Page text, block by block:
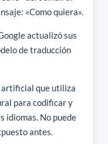
«Como quiera».
actualizó sus
de traducción
artificial que utiliza
para codificar y
idiomas. No puede
antes.